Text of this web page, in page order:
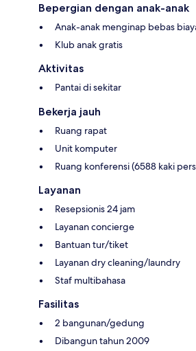
Bepergian dengan anak-anak
Anak-anak menginap bebas
Klub anak gratis
Aktivitas
Pantai di sekitar
Bekerja jauh
Ruang rapat
Unit komputer
Ruang konferensi (6588 kaki
Layanan
Resepsionis 24 jam
Layanan concierge
Bantuan tur/tiket
Layanan dry cleaning/laundry
Staf multibahasa
Fasilitas
2 bangunan/gedung
Dibangun tahun 2009